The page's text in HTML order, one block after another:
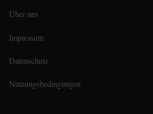
Über uns
Impressum
Datenschutz
Nutzungsbedingungen